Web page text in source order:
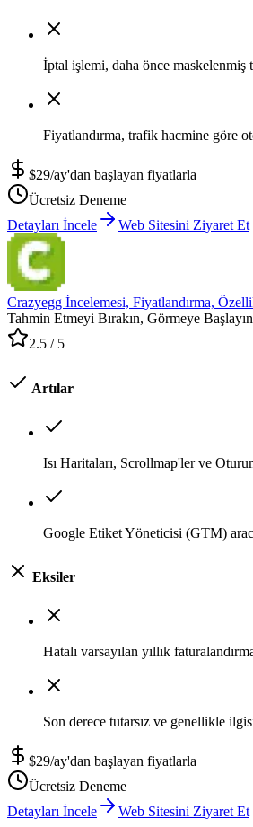
İptal işlemi, daha önce maskelenmiş
Fiyatlandırma, trafik hacmine göre
$29/ay'dan başlayan fiyatlarla
Ücretsiz Deneme
Detayları İncele
Web Sitesini Ziyaret Et
Crazyegg İncelemesi, Fiyatlandırma,
Tahmin Etmeyi Bırakın, Görmeye
2.5 / 5
Artılar
Isı Haritaları, Scrollmap'ler ve
Google Etiket Yöneticisi (GTM)
Eksiler
Hatalı varsayılan yıllık
Son derece tutarsız ve genellikle
$29/ay'dan başlayan fiyatlarla
Ücretsiz Deneme
Detayları İncele
Web Sitesini Ziyaret Et